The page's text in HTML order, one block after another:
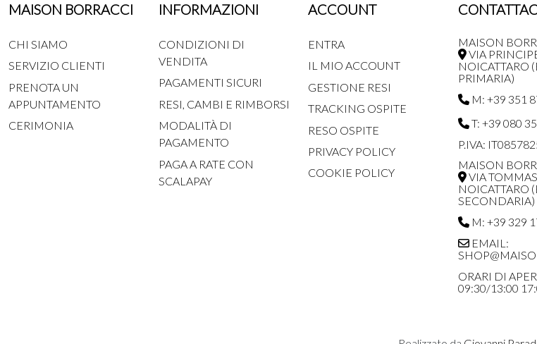
MAISON BORRACCI
CHI SIAMO
SERVIZIO CLIENTI
PRENOTA UN
APPUNTAMENTO
CERIMONIA
INFORMAZIONI
CONDIZIONI DI
VENDITA
PAGAMENTI SICURI
RESI, CAMBI E RIMBORSI
MODALITÀ DI
PAGAMENTO
PAGA A RATE CON
SCALAPAY
ACCOUNT
ENTRA
IL MIO ACCOUNT
GESTIONE RESI
TRACKING OSPITE
RESO OSPITE
PRIVACY POLICY
COOKIE POLICY
MAISON
VIA
NOICATTARO
PRIMARIA)
M: +39 351
T: +39 080
P.IVA:
MAISON
VIA
NOICATTARO
SECONDARIA)
M: +39 329
EMAIL:
ORARI DI
09:30/13:00